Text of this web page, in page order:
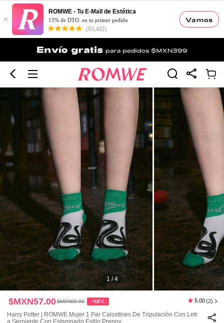
Vamos
×
ROMWE - Tu E-Mall de Estética
15% de DTO. en tu primer pedido
(93,402)
1 / 4
$MXN57.00 $MXN65.00 -12% 5.00 (2)
Harry Potter | ROMWE Mujer 1 Par Calcetines De Tripulación Con Letr